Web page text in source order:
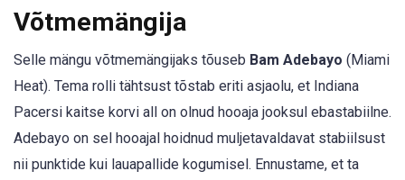
Võtmemängija
Selle mängu võtmemängijaks tõuseb Bam Adebayo (Miami
Heat). Tema rolli tähtsust tõstab eriti asjaolu, et Indiana
Pacersi kaitse korvi all on olnud hooaja jooksul ebastabiilne.
Adebayo on sel hooajal hoidnud muljetavaldavat stabiilsust
nii punktide kui lauapallide kogumisel. Ennustame, et ta